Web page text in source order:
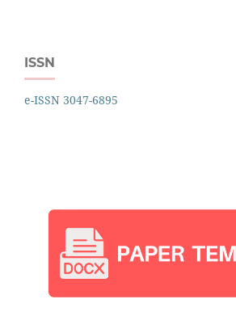
ISSN
e-ISSN 3047-6895